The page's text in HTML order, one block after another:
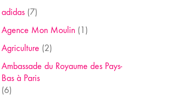
adidas(7)
Agence Mon Moulin(1)
Agriculture (2)
Ambassade du Royaume des Pays-
Bas à Paris
(6)